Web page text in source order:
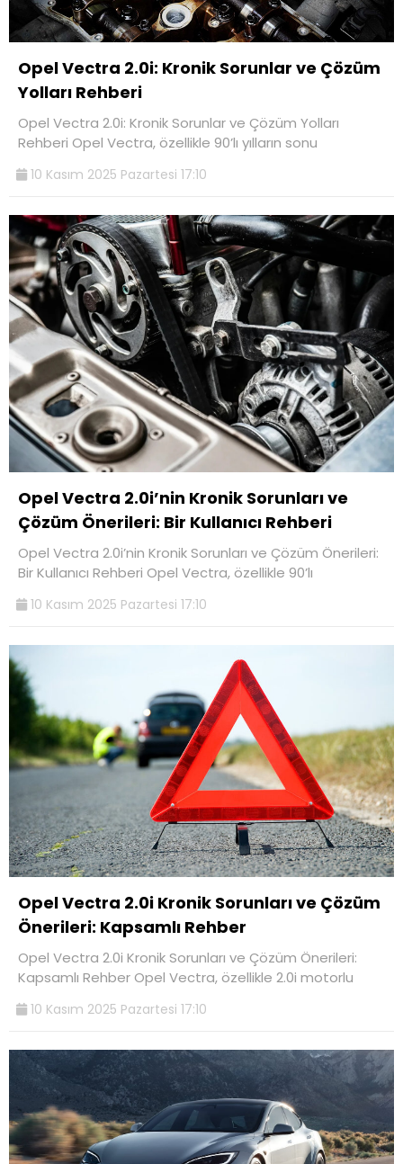
Opel Vectra 2.0i: Kronik Sorunlar ve Çözüm
Yolları Rehberi
Opel Vectra 2.0i: Kronik Sorunlar ve Çözüm Yolları
Rehberi Opel Vectra, özellikle 90’lı yılların sonu
10 Kasım 2025 Pazartesi 17:10
Opel Vectra 2.0i’nin Kronik Sorunları ve
Çözüm Önerileri: Bir Kullanıcı Rehberi
Opel Vectra 2.0i’nin Kronik Sorunları ve Çözüm Önerileri:
Bir Kullanıcı Rehberi Opel Vectra, özellikle 90’lı
10 Kasım 2025 Pazartesi 17:10
Opel Vectra 2.0i Kronik Sorunları ve Çözüm
Önerileri: Kapsamlı Rehber
Opel Vectra 2.0i Kronik Sorunları ve Çözüm Önerileri:
Kapsamlı Rehber Opel Vectra, özellikle 2.0i motorlu
10 Kasım 2025 Pazartesi 17:10